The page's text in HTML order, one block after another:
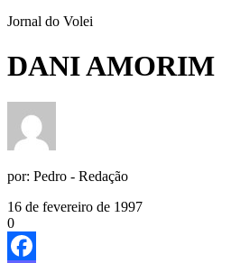
Jornal do Volei
DANI AMORIM
por: Pedro - Redação
16 de fevereiro de 1997
0